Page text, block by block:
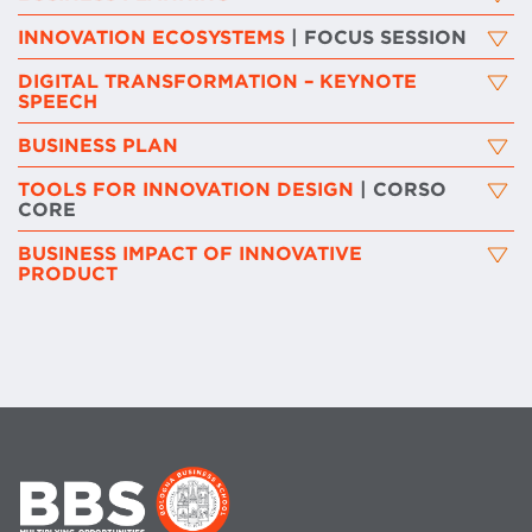
INNOVATION ECOSYSTEMS | FOCUS SESSION
DIGITAL TRANSFORMATION – KEYNOTE
SPEECH
BUSINESS PLAN
TOOLS FOR INNOVATION DESIGN | CORSO
CORE
BUSINESS IMPACT OF INNOVATIVE
PRODUCT